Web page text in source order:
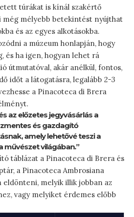
túrákat is kínál szakértő
még mélyebb betekintést nyújthat
és az egyes alkotásokba.
a múzeum honlapján, hogy
és ha igen, hogyan lehet rá
útmutatóval, akár anélkül, fontos,
időt a látogatásra, legalább 2-3
a Pinacoteca di Brera
az előzetes jegyvásárlás a
és gazdagító
amely lehetővé teszi a
művészet világában.”
táblázat a Pinacoteca di Brera és
a Pinacoteca Ambrosiana
eldönteni, melyik illik jobban az
vagy melyiket érdemes előbb